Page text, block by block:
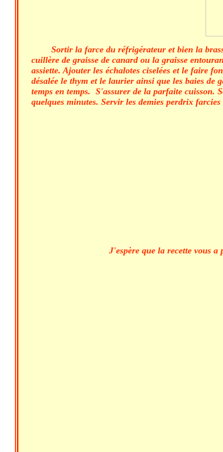
Sortir la farce du réfrigérateur et bien la
cuillère de graisse de canard ou la graisse
assiette. Ajouter les échalotes ciselées et le faire
désalée le thym et le laurier ainsi que les baies
temps en temps. S'assurer de la parfaite cuisson.
quelques minutes. Servir les demies perdrix
J'espère que la recette vous